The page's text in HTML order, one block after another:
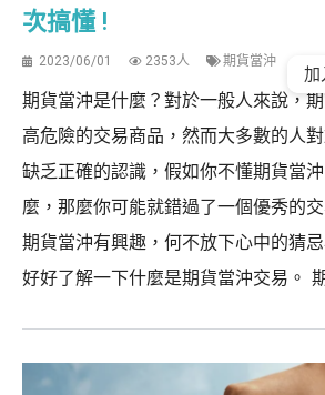
次搞懂 !
2023/06/01 2353人 期貨當沖
期貨當沖是什麼？對於一般人來說，
高危險的交易商品，然而大多數的人
缺乏正確的認識，假如你不懂期貨當
麼，那麼你可能就錯過了一個優秀的
期貨當沖有興趣，何不放下心中的猜
好好了解一下什麼是期貨當沖交易。
加